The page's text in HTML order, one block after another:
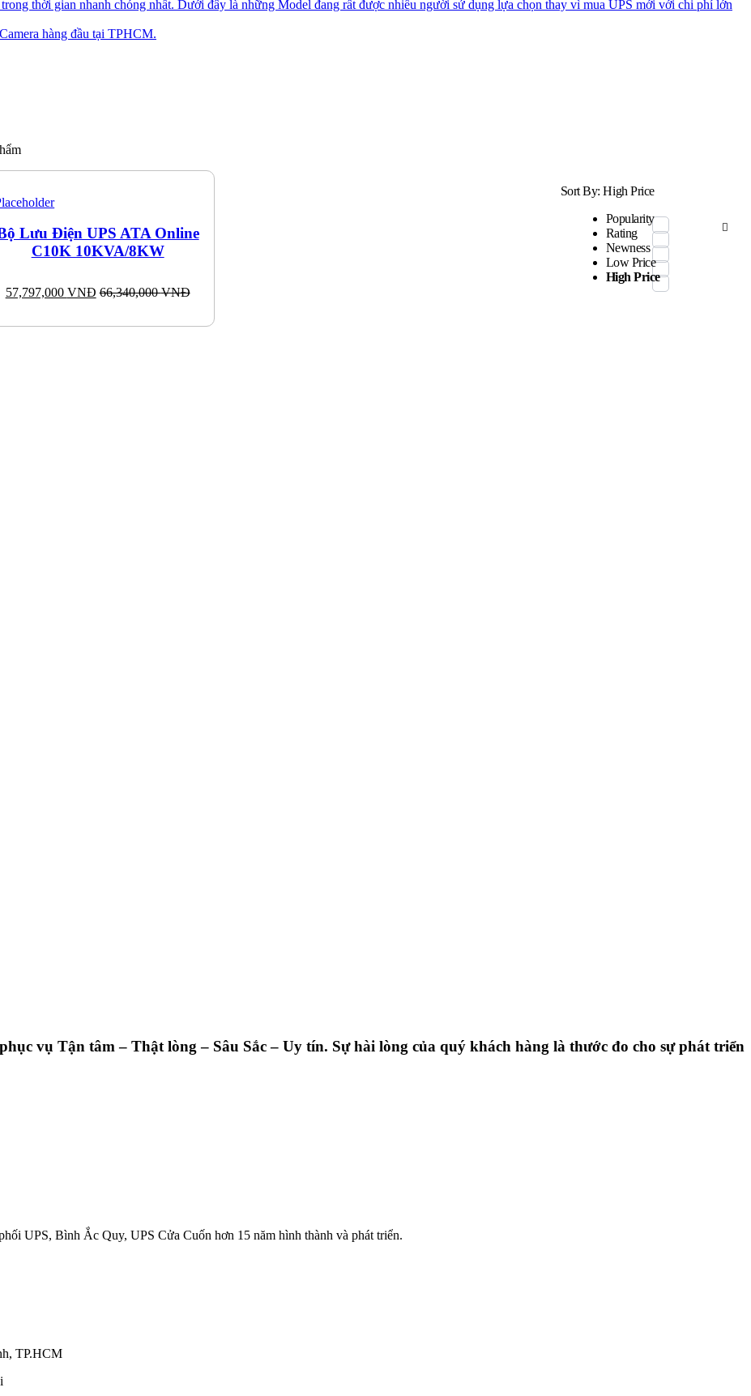
thời gian nhanh chóng nhất. Dưới đây là những Model đang rất được nhiều người sử dụng lựa chọn thay vì mua UPS mới với chi phí lớn
hàng đầu tại TPHCM.
Sort By:High Price
Popularity
Rating
Newness
Low Price
High Price
Lưu Điện UPS ATA Online
C10K 10KVA/8KW
57,797,000 VNĐ 66,340,000VNĐ
vụ Tận tâm – Thật lòng – Sâu Sắc – Uy tín. Sự hài lòng của quý khách hàng là thước đo cho sự phát triển
UPS, Bình Ắc Quy, UPS Cửa Cuốn hơn 15 năm hình thành và phát triển.
TP.HCM